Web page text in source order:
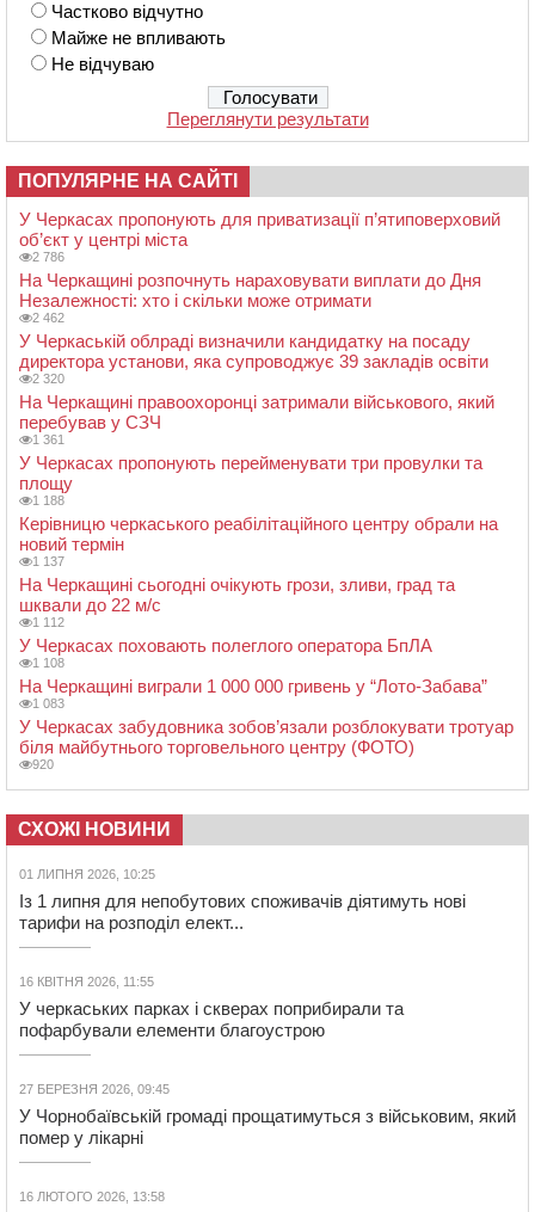
Частково відчутно
Майже не впливають
Не відчуваю
Переглянути результати
ПОПУЛЯРНЕ НА САЙТІ
У Черкасах пропонують для приватизації п’ятиповерховий
об’єкт у центрі міста
2 786
На Черкащині розпочнуть нараховувати виплати до Дня
Незалежності: хто і скільки може отримати
2 462
У Черкаській облраді визначили кандидатку на посаду
директора установи, яка супроводжує 39 закладів освіти
2 320
На Черкащині правоохоронці затримали військового, який
перебував у СЗЧ
1 361
У Черкасах пропонують перейменувати три провулки та
площу
1 188
Керівницю черкаського реабілітаційного центру обрали на
новий термін
1 137
На Черкащині сьогодні очікують грози, зливи, град та
шквали до 22 м/с
1 112
У Черкасах поховають полеглого оператора БпЛА
1 108
На Черкащині виграли 1 000 000 гривень у “Лото-Забава”
1 083
У Черкасах забудовника зобов’язали розблокувати тротуар
біля майбутнього торговельного центру (ФОТО)
920
СХОЖІ НОВИНИ
01 ЛИПНЯ 2026, 10:25
Із 1 липня для непобутових споживачів діятимуть нові
тарифи на розподіл елект...
16 КВІТНЯ 2026, 11:55
У черкаських парках і скверах поприбирали та
пофарбували елементи благоустрою
27 БЕРЕЗНЯ 2026, 09:45
У Чорнобаївській громаді прощатимуться з військовим, який
помер у лікарні
16 ЛЮТОГО 2026, 13:58